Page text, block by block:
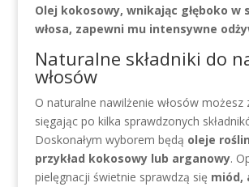
Olej kokosowy, wnikając głęboko w
włosa, zapewni mu intensywne
Naturalne składniki do
włosów
O naturalne nawilżenie włosów możesz
sięgając po kilka sprawdzonych
Doskonałym wyborem będą oleje
przykład kokosowy lub arganowy.
pielęgnacji świetnie sprawdzą się miód,